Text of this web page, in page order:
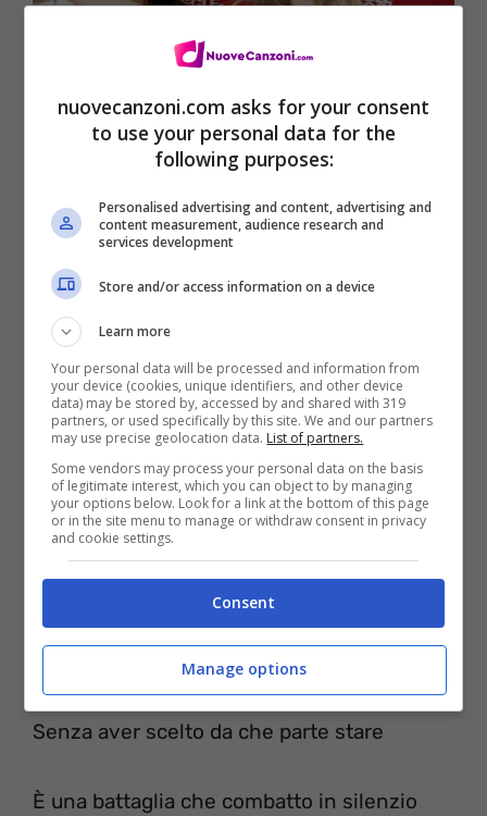
Download)
Mi schianterò diventando cemento
Mi ghiaccerò come fossi di neve
Imparerò come cadere bene
Mi sono svegliato in mezzo a una guerra
Senza aver scelto da che parte stare
È una battaglia che combatto in silenzio
nuovecanzoni.com asks for your consent
to use your personal data for the
following purposes:
Personalised advertising and content, advertising and
content measurement, audience research and
services development
Store and/or access information on a device
Learn more
Your personal data will be processed and information from
your device (cookies, unique identifiers, and other device
data) may be stored by, accessed by and shared with 319
partners, or used specifically by this site. We and our partners
may use precise geolocation data. List of partners.
Some vendors may process your personal data on the basis
of legitimate interest, which you can object to by managing
your options below. Look for a link at the bottom of this page
or in the site menu to manage or withdraw consent in privacy
and cookie settings.
Consent
Manage options